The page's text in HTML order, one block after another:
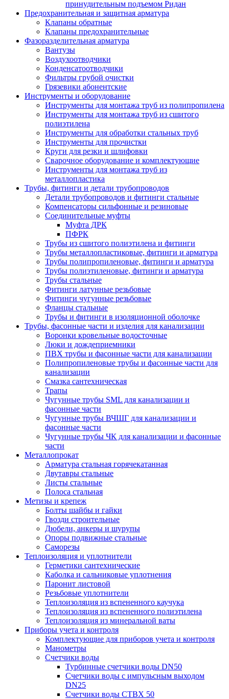
принудительным подъемом Ридан
Предохранительная и защитная арматура
Клапаны обратные
Клапаны предохранительные
Фазоразделительная арматура
Вантузы
Воздухоотводчики
Конденсатоотводчики
Фильтры грубой очистки
Грязевики абонентские
Инструменты и оборудование
Инструменты для монтажа труб из полипропилена
Инструменты для монтажа труб из сшитого
полиэтилена
Инструменты для обработки стальных труб
Инструменты для прочистки
Круги для резки и шлифовки
Сварочное оборудование и комплектующие
Инструменты для монтажа труб из
металлопластика
Трубы, фитинги и детали трубопроводов
Детали трубопроводов и фитинги стальные
Компенсаторы сильфонные и резиновые
Соединительные муфты
Муфта ДРК
ПФРК
Трубы из сшитого полиэтилена и фитинги
Трубы металлопластиковые, фитинги и арматура
Трубы полипропиленовые, фитинги и арматура
Трубы полиэтиленовые, фитинги и арматура
Трубы стальные
Фитинги латунные резьбовые
Фитинги чугунные резьбовые
Фланцы стальные
Трубы и фитинги в изоляционной оболочке
Трубы, фасонные части и изделия для канализации
Воронки кровельные водосточные
Люки и дождеприемники
ПВХ трубы и фасонные части для канализации
Полипропиленовые трубы и фасонные части для
канализации
Смазка сантехническая
Трапы
Чугунные трубы SML для канализации и
фасонные части
Чугунные трубы ВЧШГ для канализации и
фасонные части
Чугунные трубы ЧК для канализации и фасонные
части
Металлопрокат
Арматура стальная горячекатанная
Двутавры стальные
Листы стальные
Полоса стальная
Метизы и крепеж
Болты шайбы и гайки
Гвозди строительные
Дюбели, анкеры и шурупы
Опоры подвижные стальные
Саморезы
Теплоизоляция и уплотнители
Герметики сантехнические
Каболка и сальниковые уплотнения
Паронит листовой
Резьбовые уплотнители
Теплоизоляция из вспененного каучука
Теплоизоляция из вспененного полиэтилена
Теплоизоляция из минеральной ваты
Приборы учета и контроля
Комплектующие для приборов учета и контроля
Манометры
Счетчики воды
Турбинные счетчики воды DN50
Счетчики воды с импульсным выходом
DN25
Счетчики воды СТВХ 50